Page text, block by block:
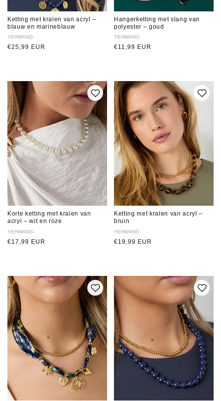
Ketting met kralen van acryl –
blauw en marineblauw
Verkoper:
YEHWANG
Normale
€25,99 EUR
Hangerketting met slang van
polyester – goud
Verkoper:
YEHWANG
Normale
€11,99 EUR
Korte ketting met kralen van
acryl – wit en roze
Verkoper:
YEHWANG
Normale
€17,99 EUR
Ketting met kralen van acryl –
bruin
Verkoper:
YEHWANG
Normale
€19,99 EUR